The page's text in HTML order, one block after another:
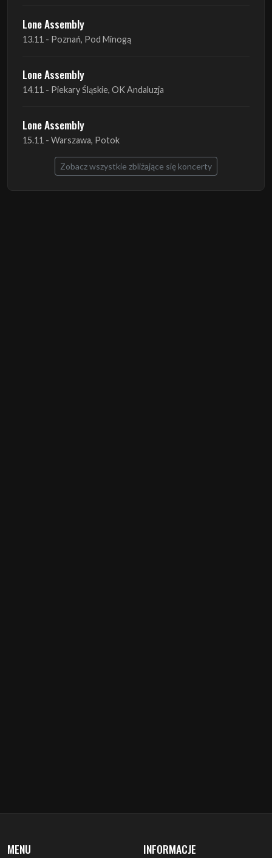
Lone Assembly
14.11 - Piekary Śląskie, OK Andaluzja
Lone Assembly
15.11 - Warszawa, Potok
aktualności
zapowiedzi
redakcja
warunki prawne